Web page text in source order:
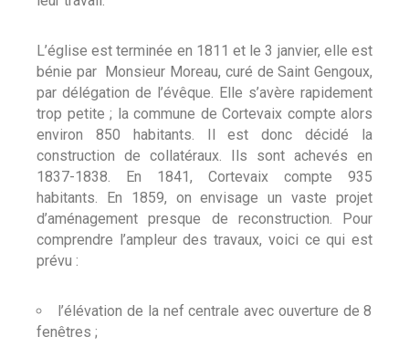
L’église est terminée en 1811 et le 3 janvier, elle est
bénie par Monsieur Moreau, curé de Saint Gengoux,
par délégation de l’évêque. Elle s’avère rapidement
trop petite ; la commune de Cortevaix compte alors
environ 850 habitants. Il est donc décidé la
construction de collatéraux. Ils sont achevés en
1837-1838. En 1841, Cortevaix compte 935
habitants. En 1859, on envisage un vaste projet
d’aménagement presque de reconstruction. Pour
comprendre l’ampleur des travaux, voici ce qui est
prévu :
l’élévation de la nef centrale avec ouverture de 8
fenêtres ;